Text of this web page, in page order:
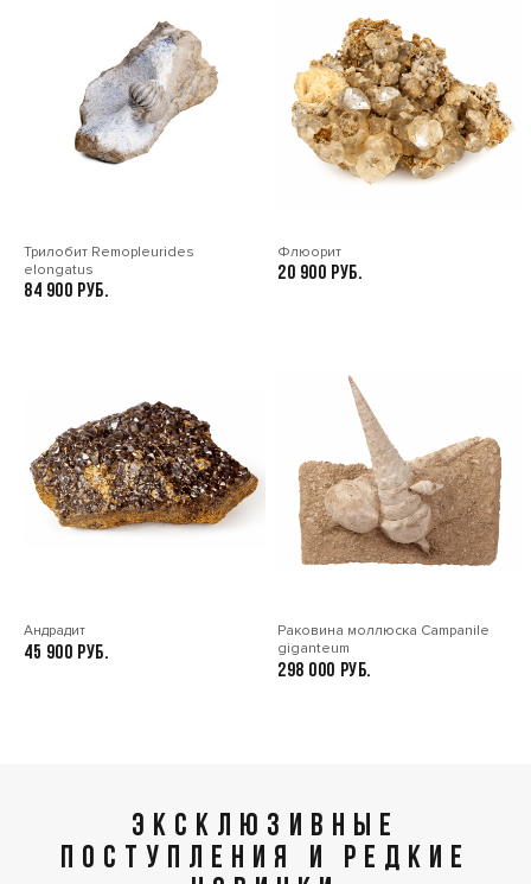
Трилобит Remopleurides
elongatus
84 900
Флюорит
20 900
Андрадит
45 900
Раковина моллюска Сampanile
giganteum
298 000
ЭКСКЛЮЗИВНЫЕ
ПОСТУПЛЕНИЯ И РЕДКИЕ